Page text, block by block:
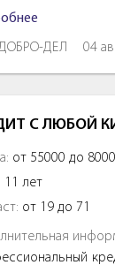
ДЕЛ 04
С ЛЮБОЙ
от 55000 до
11 лет
от 19 до 71